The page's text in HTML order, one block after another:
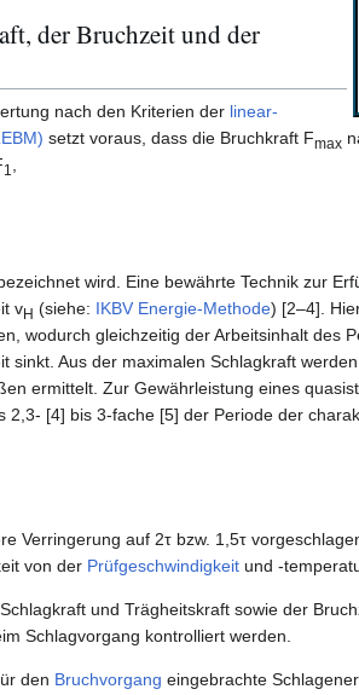
der Bruchzeit und der
nach den Kriterien der linear-
setzt voraus, dass die Bruchkraft Fmax
1
wird. Eine bewährte Technik zur
vH (siehe: IKBV Energie-Methode) [2‒4].
wodurch gleichzeitig der Arbeitsinhalt des
sinkt. Aus der maximalen Schlagkraft
ermittelt. Zur Gewährleistung eines
2,3- [4] bis 3-fache [5] der Periode der
Verringerung auf 2τ bzw. 1,5τ
von der Prüfgeschwindigkeit und -
und Trägheitskraft sowie der
Schlagvorgang kontrolliert werden.
den Bruchvorgang eingebrachte